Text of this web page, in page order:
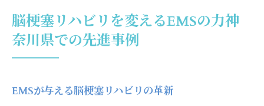
地域に根ざしたEMS技術の導入事例
EMSで日常生活を取り戻す方法
楽トレで効率的に筋力回復！神奈川県のリハビ
脳梗塞リハビリを変えるEMSの力神
奈川県での先進事例
EMSが与える脳梗塞リハビリの革新